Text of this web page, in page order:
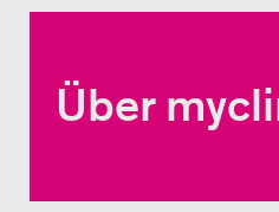
Über